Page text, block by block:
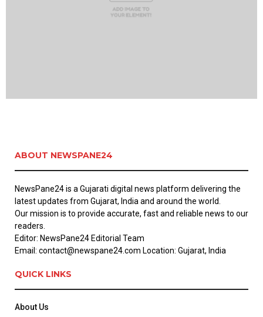
ABOUT NEWSPANE24
NewsPane24 is a Gujarati digital news platform delivering the
latest updates from Gujarat, India and around the world.
Our mission is to provide accurate, fast and reliable news to our
readers.
Editor: NewsPane24 Editorial Team
Email: contact@newspane24.com Location: Gujarat, India
QUICK LINKS
About Us